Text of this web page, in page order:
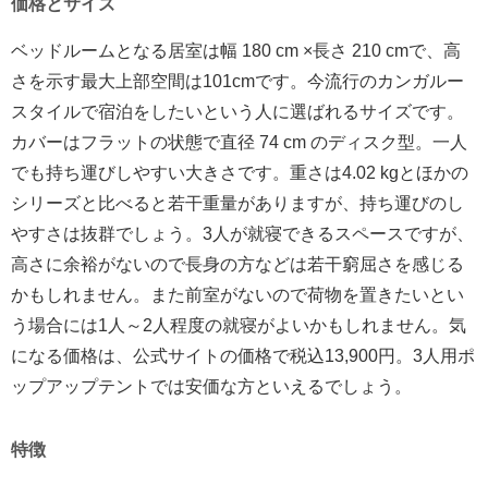
ベッドルームとなる居室は幅 180 cm ×長さ 210 cmで、高
さを示す最大上部空間は101cmです。今流行のカンガルー
スタイルで宿泊をしたいという人に選ばれるサイズです。
カバーはフラットの状態で直径 74 cm のディスク型。一人
でも持ち運びしやすい大きさです。重さは4.02 kgとほかの
シリーズと比べると若干重量がありますが、持ち運びのし
やすさは抜群でしょう。3人が就寝できるスペースですが、
高さに余裕がないので長身の方などは若干窮屈さを感じる
かもしれません。また前室がないので荷物を置きたいとい
う場合には1人～2人程度の就寝がよいかもしれません。気
になる価格は、公式サイトの価格で税込13,900円。3人用ポ
ップアップテントでは安価な方といえるでしょう。
特徴